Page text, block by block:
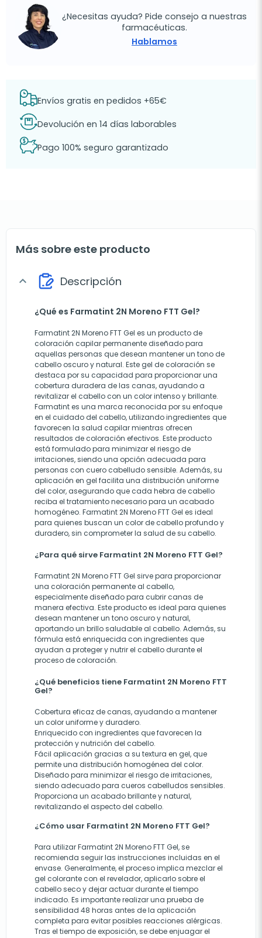
¿Necesitas ayuda? Pide consejo a nuestras
farmacéuticas.
Hablamos
Envíos gratis en pedidos +65€
Devolución en 14 días laborables
Pago 100% seguro garantizado
Más sobre este producto
expand_more Descripción
¿Qué es Farmatint 2N Moreno FTT Gel?
Farmatint 2N Moreno FTT Gel es un producto de
coloración capilar permanente diseñado para
aquellas personas que desean mantener un tono de
cabello oscuro y natural. Este gel de coloración se
destaca por su capacidad para proporcionar una
cobertura duradera de las canas, ayudando a
revitalizar el cabello con un color intenso y brillante.
Farmatint es una marca reconocida por su enfoque
en el cuidado del cabello, utilizando ingredientes que
favorecen la salud capilar mientras ofrecen
resultados de coloración efectivos. Este producto
está formulado para minimizar el riesgo de
irritaciones, siendo una opción adecuada para
personas con cuero cabelludo sensible. Además, su
aplicación en gel facilita una distribución uniforme
del color, asegurando que cada hebra de cabello
reciba el tratamiento necesario para un acabado
homogéneo. Farmatint 2N Moreno FTT Gel es ideal
para quienes buscan un color de cabello profundo y
duradero, sin comprometer la salud de su cabello.
¿Para qué sirve Farmatint 2N Moreno FTT Gel?
Farmatint 2N Moreno FTT Gel sirve para proporcionar
una coloración permanente al cabello,
especialmente diseñado para cubrir canas de
manera efectiva. Este producto es ideal para quienes
desean mantener un tono oscuro y natural,
aportando un brillo saludable al cabello. Además, su
fórmula está enriquecida con ingredientes que
ayudan a proteger y nutrir el cabello durante el
proceso de coloración.
¿Qué beneficios tiene Farmatint 2N Moreno FTT
Gel?
Cobertura eficaz de canas, ayudando a mantener
un color uniforme y duradero.
Enriquecido con ingredientes que favorecen la
protección y nutrición del cabello.
Fácil aplicación gracias a su textura en gel, que
permite una distribución homogénea del color.
Diseñado para minimizar el riesgo de irritaciones,
siendo adecuado para cueros cabelludos sensibles.
Proporciona un acabado brillante y natural,
revitalizando el aspecto del cabello.
¿Cómo usar Farmatint 2N Moreno FTT Gel?
Para utilizar Farmatint 2N Moreno FTT Gel, se
recomienda seguir las instrucciones incluidas en el
envase. Generalmente, el proceso implica mezclar el
gel colorante con el revelador, aplicarlo sobre el
cabello seco y dejar actuar durante el tiempo
indicado. Es importante realizar una prueba de
sensibilidad 48 horas antes de la aplicación
completa para evitar posibles reacciones alérgicas.
Tras el tiempo de exposición, se debe enjuagar el